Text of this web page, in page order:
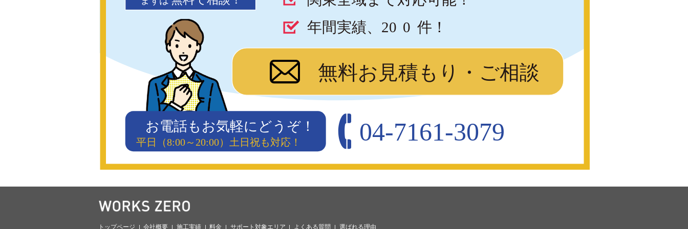
無料お見積もり・ご相談
年間実績、20 0 件！
04-7161-3079
お電話もお気軽にどうぞ！
平日（8:00～20:00）土日祝も対応！
トップページ 会社概要 施工実績 料金 サポート対象エリア よくある質問 選ばれる理由